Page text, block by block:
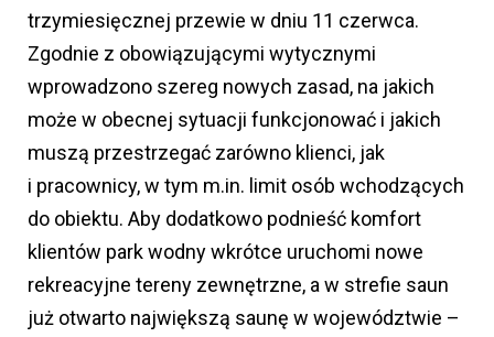
trzymiesięcznej przewie w dniu 11 czerwca.
Zgodnie z obowiązującymi wytycznymi
wprowadzono szereg nowych zasad, na jakich
może w obecnej sytuacji funkcjonować i jakich
muszą przestrzegać zarówno klienci, jak
i pracownicy, w tym m.in. limit osób wchodzących
do obiektu. Aby dodatkowo podnieść komfort
klientów park wodny wkrótce uruchomi nowe
rekreacyjne tereny zewnętrzne, a w strefie saun
już otwarto największą saunę w województwie –